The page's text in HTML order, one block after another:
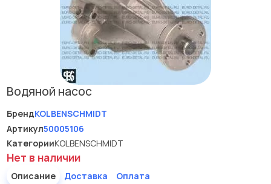
Водяной насос
БрендKOLBENSCHMIDT
Артикул50005106
КатегорииKOLBENSCHMIDT
Нет в наличии
Описание Доставка
Оплата